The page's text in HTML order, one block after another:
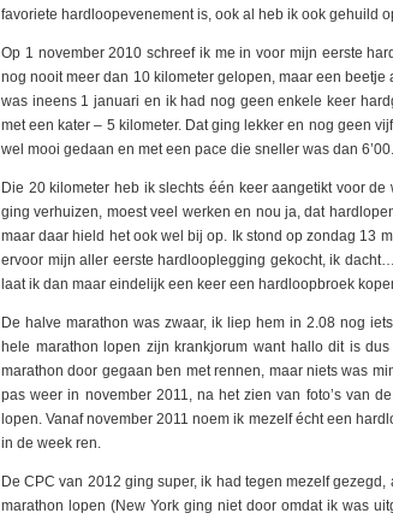
favoriete hardloopevenement is, ook al heb ik ook gehuild
Op 1 november 2010 schreef ik me in voor mijn eerste
nog nooit meer dan 10 kilometer gelopen, maar een
was ineens 1 januari en ik had nog geen enkele keer
met een kater – 5 kilometer. Dat ging lekker en nog geen
wel mooi gedaan en met een pace die sneller was dan 6’00.
Die 20 kilometer heb ik slechts één keer aangetikt voor
ging verhuizen, moest veel werken en nou ja, dat
maar daar hield het ook wel bij op. Ik stond op zondag 13
ervoor mijn aller eerste hardlooplegging gekocht, ik
laat ik dan maar eindelijk een keer een hardloopbroek
De halve marathon was zwaar, ik liep hem in 2.08 nog
hele marathon lopen zijn krankjorum want hallo dit is
marathon door gegaan ben met rennen, maar niets was
pas weer in november 2011, na het zien van foto’s van
lopen. Vanaf november 2011 noem ik mezelf écht een
in de week ren.
De CPC van 2012 ging super, ik had tegen mezelf
marathon lopen (New York ging niet door omdat ik was